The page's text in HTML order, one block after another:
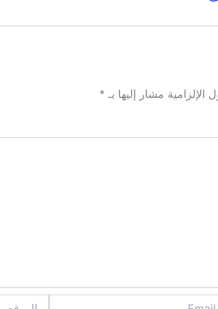
الإلزامية مشار إليها بـ *